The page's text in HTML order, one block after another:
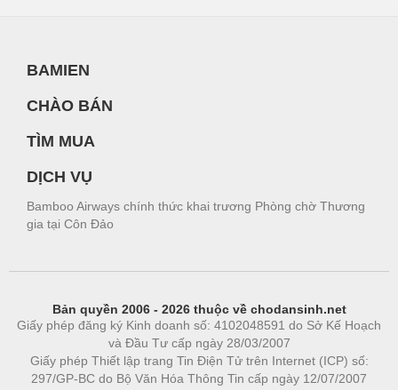
BAMIEN
CHÀO BÁN
TÌM MUA
DỊCH VỤ
Bamboo Airways chính thức khai trương Phòng chờ Thương
gia tại Côn Đảo
Bản quyền 2006 - 2026 thuộc về chodansinh.net
Giấy phép đăng ký Kinh doanh số: 4102048591 do Sở Kế Hoạch
và Đầu Tư cấp ngày 28/03/2007
Giấy phép Thiết lập trang Tin Điện Tử trên Internet (ICP) số:
297/GP-BC do Bộ Văn Hóa Thông Tin cấp ngày 12/07/2007